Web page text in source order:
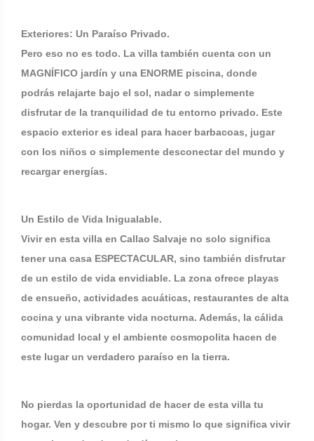
Exteriores: Un Paraíso Privado.
Pero eso no es todo. La villa también cuenta con un
MAGNÍFICO jardín y una ENORME piscina, donde
podrás relajarte bajo el sol, nadar o simplemente
disfrutar de la tranquilidad de tu entorno privado. Este
espacio exterior es ideal para hacer barbacoas, jugar
con los niños o simplemente desconectar del mundo y
recargar energías.
Un Estilo de Vida Inigualable.
Vivir en esta villa en Callao Salvaje no solo significa
tener una casa ESPECTACULAR, sino también disfrutar
de un estilo de vida envidiable. La zona ofrece playas
de ensueño, actividades acuáticas, restaurantes de alta
cocina y una vibrante vida nocturna. Además, la cálida
comunidad local y el ambiente cosmopolita hacen de
este lugar un verdadero paraíso en la tierra.
No pierdas la oportunidad de hacer de esta villa tu
hogar. Ven y descubre por ti mismo lo que significa vivir